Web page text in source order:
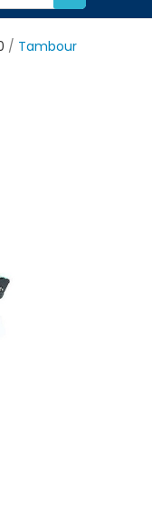
Tambour